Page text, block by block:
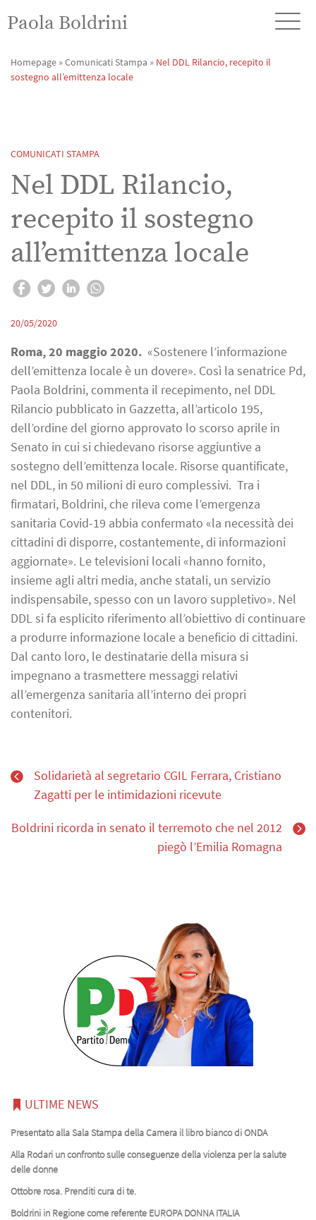
Paola Boldrini
Homepage »Comunicati Stampa » Nel DDL Rilancio, recepito il
sostegno all’emittenza locale
COMUNICATI STAMPA
Nel DDL Rilancio,
recepito il sostegno
all’emittenza locale
20/05/2020
Roma, 20 maggio 2020. «Sostenere l’informazione
dell’emittenza locale è un dovere». Così la senatrice Pd,
Paola Boldrini, commenta il recepimento, nel DDL
Rilancio pubblicato in Gazzetta, all’articolo 195,
dell’ordine del giorno approvato lo scorso aprile in
Senato in cui si chiedevano risorse aggiuntive a
sostegno dell’emittenza locale. Risorse quantificate,
nel DDL, in 50 milioni di euro complessivi. Tra i
firmatari, Boldrini, che rileva come l’emergenza
sanitaria Covid-19 abbia confermato «la necessità dei
cittadini di disporre, costantemente, di informazioni
aggiornate». Le televisioni locali «hanno fornito,
insieme agli altri media, anche statali, un servizio
indispensabile, spesso con un lavoro suppletivo». Nel
DDL si fa esplicito riferimento all’obiettivo di continuare
a produrre informazione locale a beneficio di cittadini.
Dal canto loro, le destinatarie della misura si
impegnano a trasmettere messaggi relativi
all’emergenza sanitaria all’interno dei propri
contenitori.
Solidarietà al segretario CGIL Ferrara, Cristiano
Zagatti per le intimidazioni ricevute
Boldrini ricorda in senato il terremoto che nel 2012
piegò l’Emilia Romagna
ULTIME NEWS
Presentato alla Sala Stampa della Camera il libro bianco di ONDA
Alla Rodari un confronto sulle conseguenze della violenza per la salute
delle donne
Ottobre rosa. Prenditi cura di te.
Boldrini in Regione come referente EUROPA DONNA ITALIA